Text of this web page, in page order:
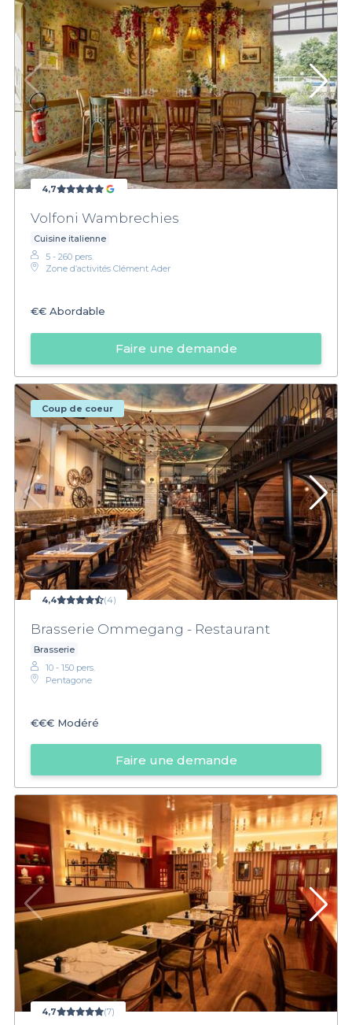
4,7
Volfoni Wambrechies
Cuisine italienne
5 - 260 pers.
Zone d’activités Clément Ader
€€ Abordable
Faire une demande
Coup de coeur
4,4 (4)
Brasserie Ommegang - Restaurant
Brasserie
10 - 150 pers.
Pentagone
€€€ Modéré
Faire une demande
4,7 (7)